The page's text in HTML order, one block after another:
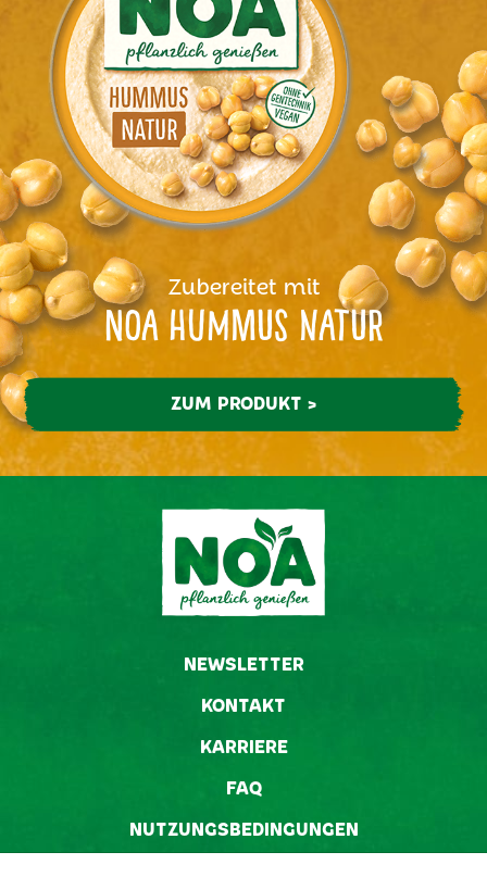
Zubereitet mit
NOA Hummus Natur
ZUM PRODUKT >
NEWSLETTER
KONTAKT
KARRIERE
FAQ
NUTZUNGSBEDINGUNGEN